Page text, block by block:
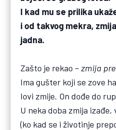
I kad mu se prilika
i od takvog mekra,
jadna.
Zašto je rekao –zmija
Ima gušter koji se zove
lovi zmije. On dođe do
U neka doba zmija
(ko kad se i životinje